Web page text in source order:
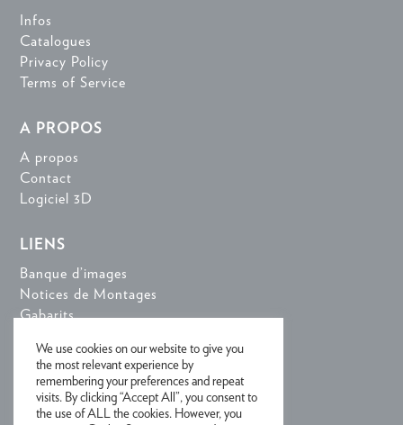
Infos
Catalogues
Privacy Policy
Terms of Service
A PROPOS
A propos
Contact
Logiciel 3D
LIENS
Banque d’images
Notices de Montages
Gabarits
RECEVOIR NOTRE NEWSLETTER
We use cookies on our website to give you
the most relevant experience by
remembering your preferences and repeat
visits. By clicking “Accept All”, you consent to
the use of ALL the cookies. However, you